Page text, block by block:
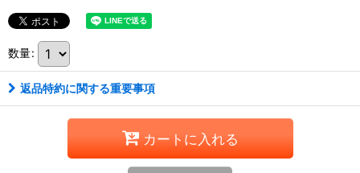
数量:
返品特約に関する重要事項
カートに入れる